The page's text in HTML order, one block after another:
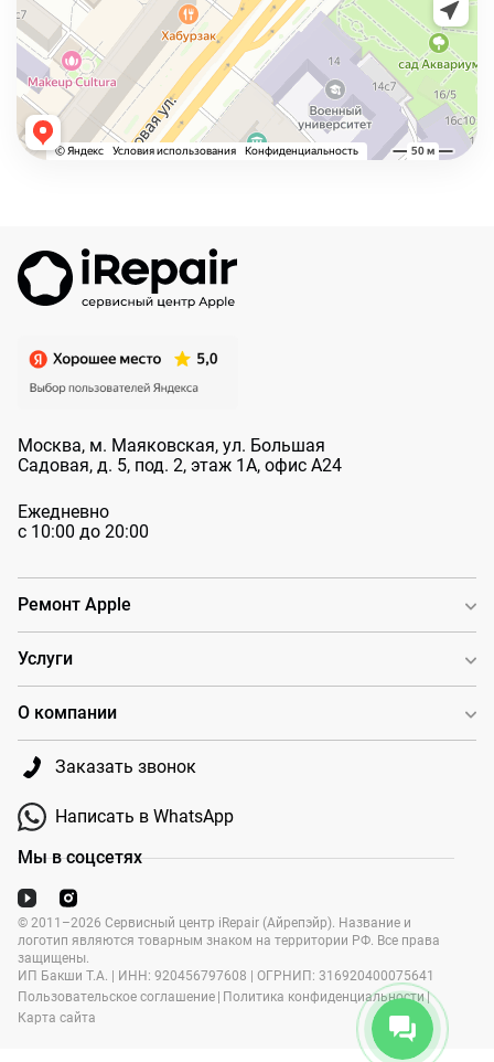
Москва, м. Маяковская, ул. Большая
Садовая, д. 5, под. 2, этаж 1А, офис А24
Ежедневно
с 10:00 до 20:00
Заказать звонок
Написать в WhatsApp
Ремонт Apple
Услуги
О компании
Мы в соцсетях
© 2011–2026 Сервисный центр iRepair (Айрепэйр). Название и
логотип являются товарным знаком на территории РФ. Все права
защищены.
ИП Бакши Т.А. | ИНН: 920456797608 | ОГРНИП: 316920400075641
Пользовательское соглашение | Политика конфиденциальности|
Карта сайта